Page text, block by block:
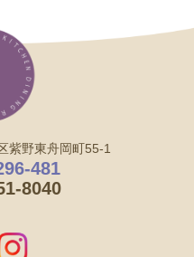
野東舟岡町55-1
481
8040